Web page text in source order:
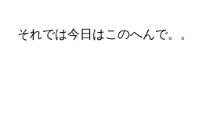
それでは今日はこのへんで。。